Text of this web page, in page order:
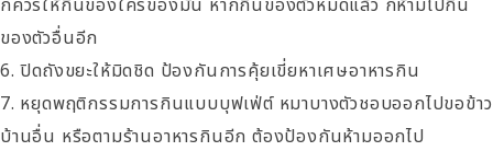
ของตัวอื่นอีก
ปิดถังขยะให้มิดชิด ป้องกันการคุ้ยเขี่ยหาเศษอาหารกิน
หยุดพฤติกรรมการกินแบบบุฟเฟ่ต์ หมาบางตัวชอบออกไปขอข้าว
บ้านอื่น หรือตามร้านอาหารกินอีก ต้องป้องกันห้ามออกไป